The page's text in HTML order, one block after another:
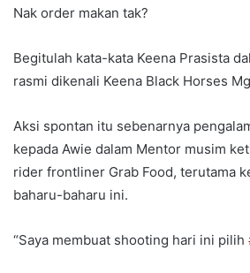
Nak order makan tak?
Begitulah kata-kata Keena Prasista
rasmi dikenali Keena Black Horses
Aksi spontan itu sebenarnya
kepada Awie dalam Mentor musim
rider frontliner Grab Food, terutama
baharu-baharu ini.
“Saya membuat shooting hari ini pilih